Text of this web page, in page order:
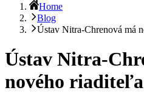
Home
Blog
Ústav Nitra-Chrenová má
Ústav Nitra-
nového riaditeľa